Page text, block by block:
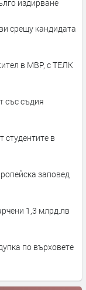
издирване
срещу кандидата
в МВР, с ТЕЛК
със съдия
студентите в
заповед
1,3 млрд.лв
по върховете